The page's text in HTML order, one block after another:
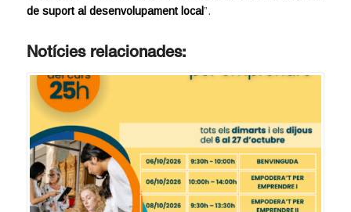
de suport al desenvolupament local”.
Notícies relacionades: